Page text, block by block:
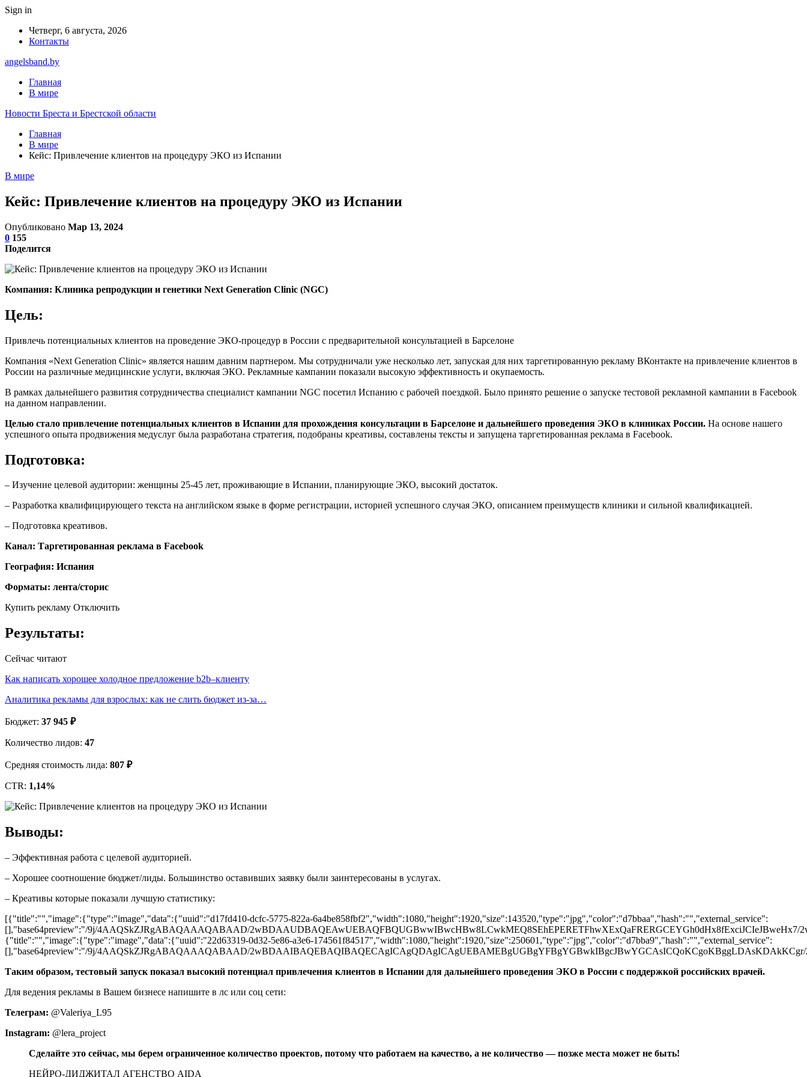
Sign in
Четверг, 6 августа, 2026
Контакты
angelsband.by
Главная
В мире
Новости Бреста и Брестской области
Главная
В мире
Кейс: Привлечение клиентов на процедуру ЭКО из Испании
В мире
Кейс: Привлечение клиентов на процедуру ЭКО из Испании
Опубликовано Мар 13, 2024
0 155
Поделится
Компания: Клиника репродукции и генетики Next Generation Clinic (NGC)
Цель:
Привлечь потенциальных клиентов на проведение ЭКО-процедур в России с предварительной консультацией в Барселоне
Компания «Next Generation Clinic» является нашим давним партнером. Мы сотрудничали уже несколько лет, запуская для них таргетированную рекламу ВКонтакте на привлечение клиентов в
России на различные медицинские услуги, включая ЭКО. Рекламные кампании показали высокую эффективность и окупаемость.
В рамках дальнейшего развития сотрудничества специалист кампании NGC посетил Испанию с рабочей поездкой. Было принято решение о запуске тестовой рекламной кампании в Facebook
на данном направлении.
Целью стало привлечение потенциальных клиентов в Испании для прохождения консультации в Барселоне и дальнейшего проведения ЭКО в клиниках России. На основе нашего
успешного опыта продвижения медуслуг была разработана стратегия, подобраны креативы, составлены тексты и запущена таргетированная реклама в Facebook.
Подготовка:
– Изучение целевой аудитории: женщины 25-45 лет, проживающие в Испании, планирующие ЭКО, высокий достаток.
– Разработка квалифицирующего текста на английском языке в форме регистрации, историей успешного случая ЭКО, описанием преимуществ клиники и сильной квалификацией.
– Подготовка креативов.
Канал: Таргетированная реклама в Facebook
География: Испания
Форматы: лента/сторис
Купить рекламу Отключить
Результаты:
Сейчас читают
Как написать хорошее холодное предложение b2b–клиенту
Аналитика рекламы для взрослых: как не слить бюджет из-за…
Бюджет: 37 945 ₽
Количество лидов: 47
Средняя стоимость лида: 807 ₽
CTR: 1,14%
Выводы:
– Эффективная работа с целевой аудиторией.
– Хорошее соотношение бюджет/лиды. Большинство оставивших заявку были заинтересованы в услугах.
– Креативы которые показали лучшую статистику:
[{"title":"","image":{"type":"image","data":{"uuid":"d17fd410-dcfc-5775-822a-6a4be858fbf2","width":1080,"height":1920,"size":143520,"type":"jpg","color":"d7bbaa","hash":"","external_service":
[],"base64preview":"/9j/4AAQSkZJRgABAQAAAQABAAD/
{"title":"","image":{"type":"image","data":{"uuid":"22d63319-0d32-5e86-a3e6-174561f84517","width":1080,"height":1920,"size":250601,"type":"jpg","color":"d7bba9","hash":"","external_service":
[],"base64preview":"/9j/4AAQSkZJRgABAQAAAQABAAD/
Таким образом, тестовый запуск показал высокий потенциал привлечения клиентов в Испании для дальнейшего проведения ЭКО в России с поддержкой российских врачей.
Для ведения рекламы в Вашем бизнесе напишите в лс или соц сети:
Телеграм: @Valeriya_L95
Instagram: @lera_project
Сделайте это сейчас, мы берем ограниченное количество проектов, потому что работаем на качество, а не количество — позже места может не быть!
НЕЙРО-ДИДЖИТАЛ АГЕНСТВО AIDA